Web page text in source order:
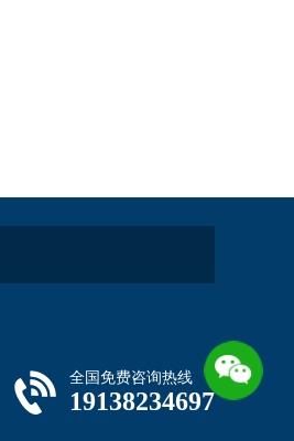
全国免费咨询热线
19138234697